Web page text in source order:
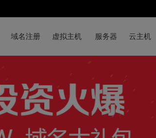
域名注册 虚拟主机 服务器 云主机